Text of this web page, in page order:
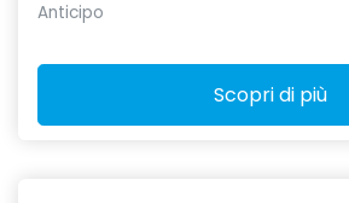
Anticipo
Scopri di più